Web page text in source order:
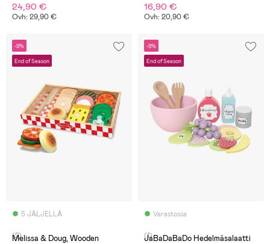
24,90 €
Ovh: 29,90 €
16,90 €
Ovh: 20,90 €
-9%
End of Season
5 JÄLJELLÄ
(2)
Melissa & Doug, Wooden
-9%
End of Season
Varastossa
(1)
JaBaDaBaDo Hedelmäsalaatti